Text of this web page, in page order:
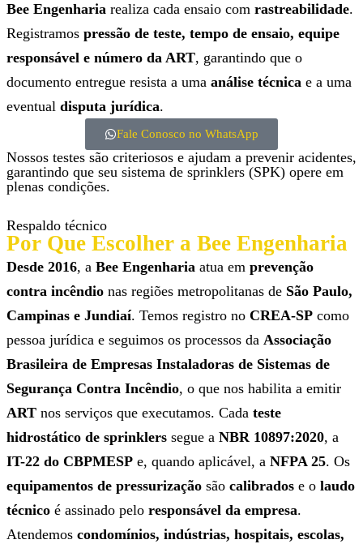
Bee Engenharia realiza cada ensaio com rastreabilidade.
Registramos pressão de teste, tempo de ensaio, equipe
responsável e número da ART, garantindo que o
documento entregue resista a uma análise técnica e a uma
eventual disputa jurídica.
Fale Conosco no WhatsApp
Nossos testes são criteriosos e ajudam a prevenir acidentes,
garantindo que seu sistema de sprinklers (SPK) opere em
plenas condições.
Respaldo técnico
Por Que Escolher a Bee Engenharia
Desde 2016, a Bee Engenharia atua em prevenção
contra incêndio nas regiões metropolitanas de São Paulo,
Campinas e Jundiaí. Temos registro no CREA-SP como
pessoa jurídica e seguimos os processos da Associação
Brasileira de Empresas Instaladoras de Sistemas de
Segurança Contra Incêndio, o que nos habilita a emitir
ART nos serviços que executamos. Cada teste
hidrostático de sprinklers segue a NBR 10897:2020, a
IT-22 do CBPMESP e, quando aplicável, a NFPA 25. Os
equipamentos de pressurização são calibrados e o laudo
técnico é assinado pelo responsável da empresa.
Atendemos condomínios, indústrias, hospitais, escolas,